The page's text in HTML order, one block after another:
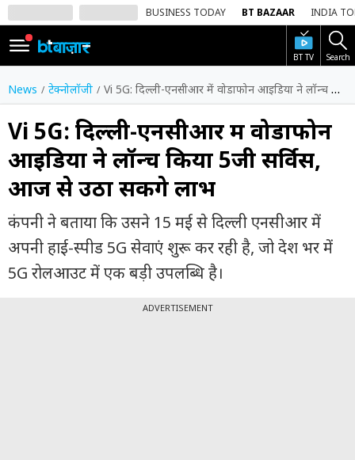
BUSINESS TODAY BT BAZAAR INDIA
BT TV Search
SIGN
IN
Dark
Mode
होम
शेयर
बाज़ार
वीडियो
ट्रेंडिंग
News टेक्नोलॉजी Vi 5G: दिल्ली-एनसीआर में वोडाफोन आइडिया ने लॉन्च किया 5जी सर्विस, आज से उठा सकेंगे लाभ
Vi 5G: दिल्ली-एनसीआर में वोडाफोन
आइडिया ने लॉन्च किया 5जी सर्विस,
आज से उठा सकेंगे लाभ
कंपनी ने बताया कि उसने 15 मई से दिल्ली एनसीआर में
अपनी हाई-स्पीड 5G सेवाएं शुरू कर रही है, जो देश भर में
5G रोलआउट में एक बड़ी उपलब्धि है।
ADVERTISEMENT